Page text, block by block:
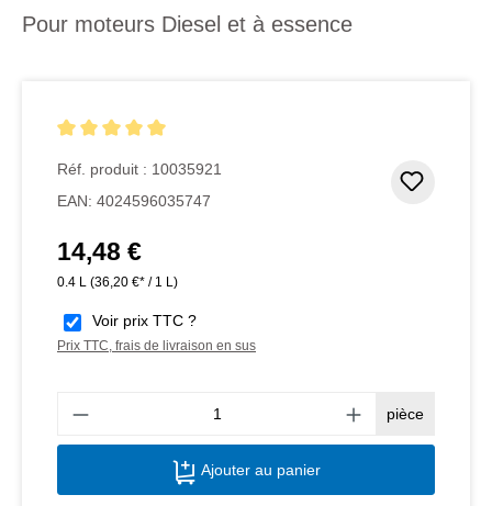
Pour moteurs Diesel et à essence
Réf. produit : 10035921
EAN: 4024596035747
Prix régulier :
14,48 €
0.4 L (36,20 €* / 1 L)
Voir prix TTC ?
Prix TTC, frais de livraison en sus
pièce
Ajouter au panier